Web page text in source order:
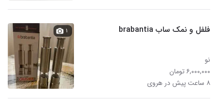
فلفل و نمک ساب brabantia
نو
۶,۰۰۰,۰۰۰ تومان
۸ ساعت پیش در هروی
۱